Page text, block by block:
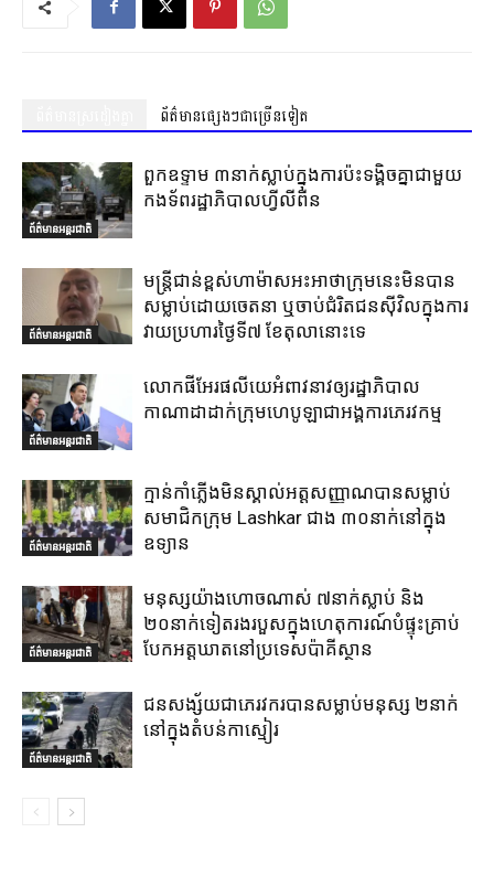
ព័ត៌មានផ្សេងៗជាច្រើនទៀត
ព័ត៌មានអន្តរជាតិ
ពួកឧទ្ទាម ៣នាក់ស្លាប់ក្នុងការប៉ះទង្គិចគ្នាជាមួយ
កងទ័ពរដ្ឋាភិបាលហ្វីលីពីន
ព័ត៌មានអន្តរជាតិ
មន្ត្រីជាន់ខ្ពស់ហាម៉ាសអះអាថាក្រុមនេះមិនបាន
សម្លាប់ដោយចេតនា ឬចាប់ជំរិតជនស៊ីវិលក្នុងការ
វាយប្រហារថ្ងៃទី៧ ខែតុលានោះទេ
ព័ត៌មានអន្តរជាតិ
លោកផីអែរផលីយេអំពាវនាវឲ្យរដ្ឋាភិបាល
កាណាដាដាក់ក្រុមហេបូឡាជាអង្គការភេរវកម្ម
ព័ត៌មានអន្តរជាតិ
ក្មាន់កាំភ្លើងមិនស្គាល់អត្តសញ្ញាណបានសម្លាប់
សមាជិកក្រុម Lashkar ជាង ៣០នាក់នៅក្នុង
ឧទ្យាន
ព័ត៌មានអន្តរជាតិ
មនុស្សយ៉ាងហោចណាស់ ៧នាក់ស្លាប់ និង
២០នាក់ទៀតរងរបួសក្នុងហេតុការណ៍បំផ្ទុះគ្រាប់
បែកអត្តឃាតនៅប្រទេសប៉ាគីស្ថាន
ព័ត៌មានអន្តរជាតិ
ជនសង្ស័យជាភេរវករបានសម្លាប់មនុស្ស ២នាក់
នៅក្នុងតំបន់កាស្មៀរ